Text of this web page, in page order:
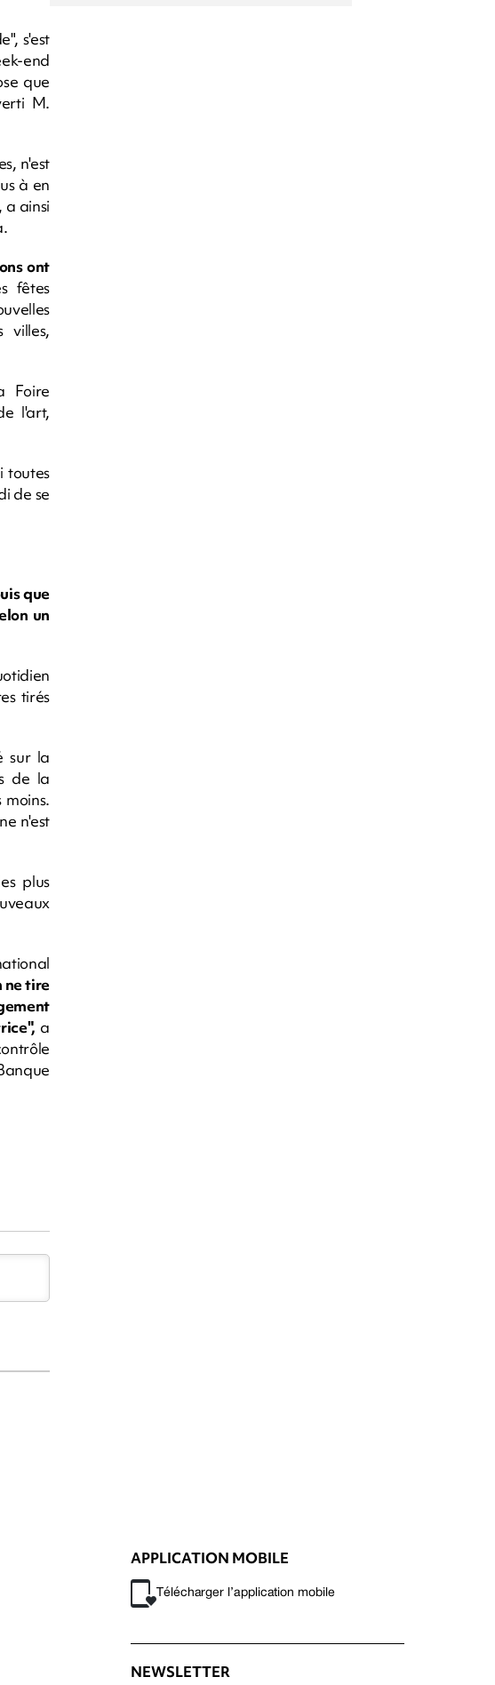
s'est
end
que
M.
n'est
à en
a ainsi
ont
fêtes
villes,
Foire
l'art,
toutes
de se
que
un
tirés
sur la
de la
n'est
plus
ne tire
a
APPLICATION MOBILE
Télécharger l’application mobile
NEWSLETTER